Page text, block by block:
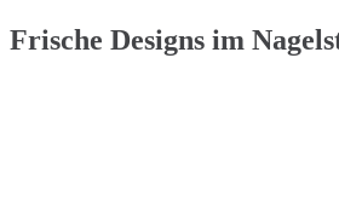
Frische Designs im